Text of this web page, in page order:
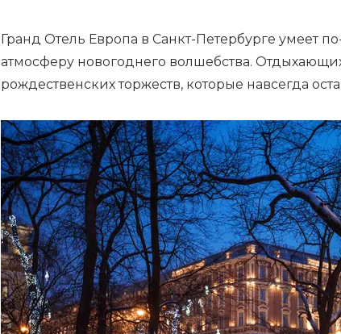
Гранд Отель Европа в Санкт-Петербурге умеет
атмосферу новогоднего волшебства.
рождественских торжеств, которые навсегда